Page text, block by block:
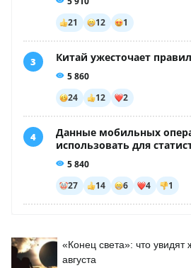
«Конец света»: что
августа